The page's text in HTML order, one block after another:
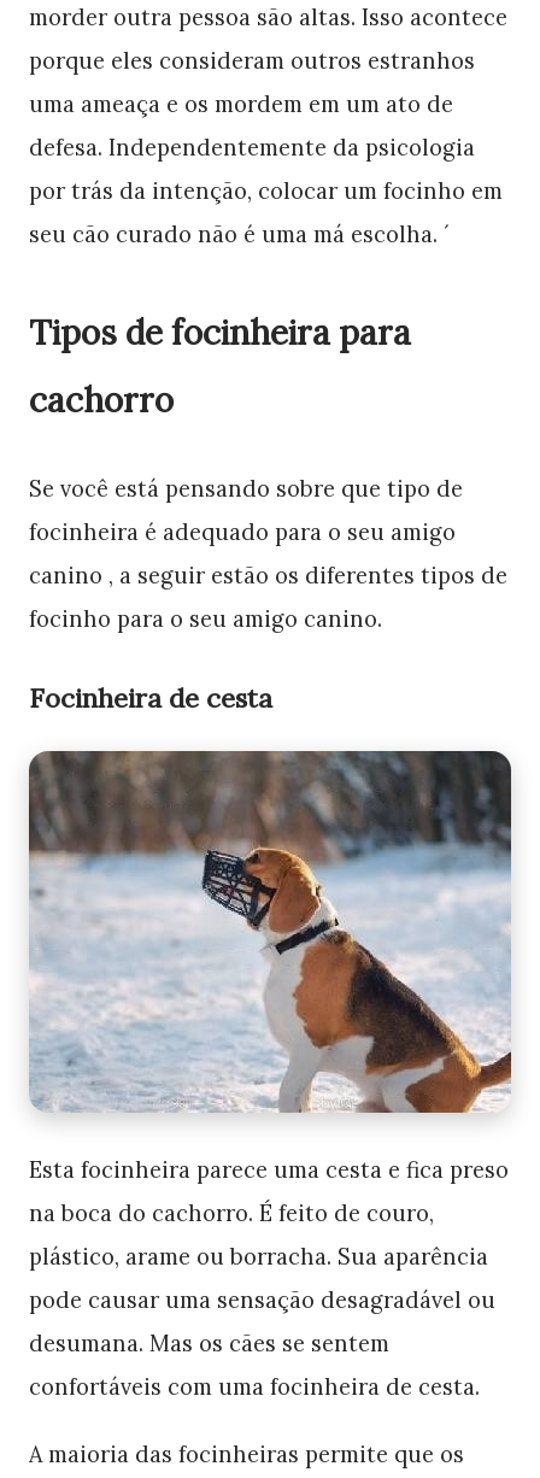
morder outra pessoa são altas. Isso acontece
porque eles consideram outros estranhos
uma ameaça e os mordem em um ato de
defesa. Independentemente da psicologia
por trás da intenção, colocar um focinho em
seu cão curado não é uma má escolha. ´
Tipos de focinheira para
cachorro
Se você está pensando sobre que tipo de
focinheira é adequado para o seu amigo
canino , a seguir estão os diferentes tipos de
focinho para o seu amigo canino.
Focinheira de cesta
Esta focinheira parece uma cesta e fica preso
na boca do cachorro. É feito de couro,
plástico, arame ou borracha. Sua aparência
pode causar uma sensação desagradável ou
desumana. Mas os cães se sentem
confortáveis ​​​​com uma focinheira de cesta.
A maioria das focinheiras permite que os